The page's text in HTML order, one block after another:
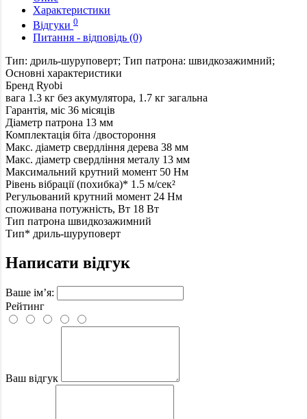
Характеристики
Відгуки 0
Питання - відповідь (0)
Тип: дриль-шуруповерт; Тип патрона: швидкозажимний;
Основні характеристики
Бренд Ryobi
вага 1.3 кг без акумулятора, 1.7 кг загальна
Гарантія, міс 36 місяців
Діаметр патрона 13 мм
Комплектація біта /двостороння
Макс. діаметр свердління дерева 38 мм
Макс. діаметр свердління металу 13 мм
Максимальний крутний момент 50 Нм
Рівень вібрації (похибка)* 1.5 м/сек²
Регульований крутний момент 24 Нм
споживана потужність, Вт 18 Вт
Тип патрона швидкозажимний
Тип* дриль-шуруповерт
Написати відгук
Ваше ім’я:
Рейтинг
Ваш відгук